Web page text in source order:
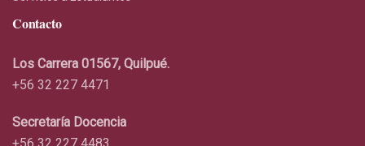
Contacto
Los Carrera 01567, Quilpué.
+56 32 227 4471
Secretaría Docencia